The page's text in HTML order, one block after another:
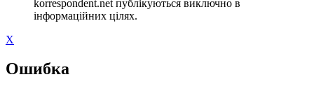
korrespondent.net публікуються виключно в
інформаційних цілях.
X
Ошибка